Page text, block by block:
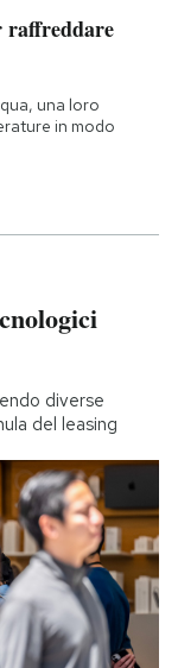
raffreddare
una loro
in modo
diverse
del leasing